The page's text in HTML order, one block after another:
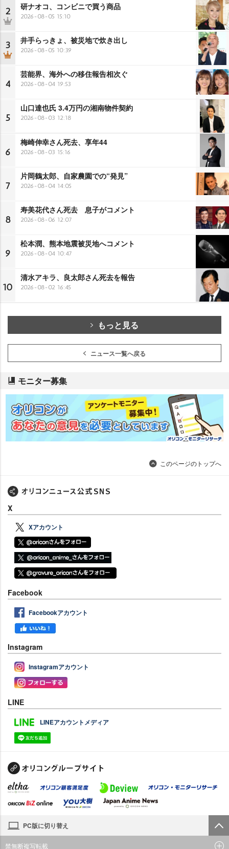
2 研ナオコ、コンビニで買う商品
2026-08-05 15:10
3 井手らっきょ、被災地で炊き出し
2026-08-05 10:39
4
芸能界、海外への移住報告相次ぐ
2026-08-04 19:53
5
山口達也氏 3.4万円の湘南物件契約
2026-08-03 12:18
6
梅崎伸幸さん死去、享年44
2026-08-03 15:16
7
片岡鶴太郎、自家農園での“発見”
2026-08-04 14:05
8
寿美花代さん死去 息子がコメント
2026-08-06 12:07
9
松本潤、熊本地震被災地へコメント
2026-08-04 10:47
10
清水アキラ、良太郎さん死去を報告
2026-08-02 16:45
もっと見る
ニュース一覧へ戻る
モニター募集
このページのトップへ
X
Xアカウント
Facebook
Facebookアカウント
Instagram
Instagramアカウント
LINE
LINEアカウントメディア
PC版に切り替え
禁無断複写転載